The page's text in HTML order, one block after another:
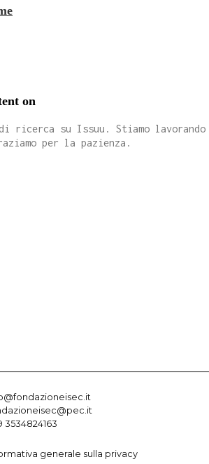
ricerca su Issuu. Stiamo
per la pazienza.
3534824163
generale sulla privacy